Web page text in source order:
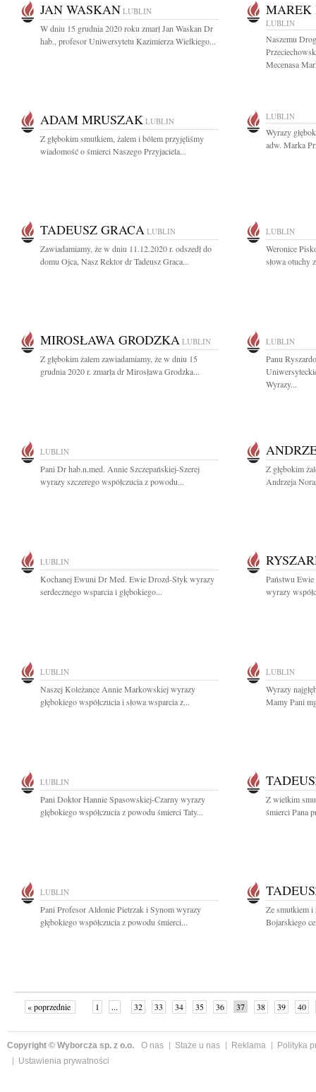
JAN WASKAN LUBLIN
W dniu 15 grudnia 2020 roku zmarł Jan Waskan Dr
hab., profesor Uniwersytetu Kazimierza Wielkiego...
MAREK
LUBLIN
Naszemu
Mecenasa
ADAM MRUSZAK LUBLIN
Z głębokim smutkiem, żalem i bólem przyjęliśmy
wiadomość o śmierci Naszego Przyjaciela...
LUBLIN
Wyrazy
adw. Marka
TADEUSZ GRACA LUBLIN
Zawiadamiamy, że w dniu 11.12.2020 r. odszedł do
domu Ojca, Nasz Rektor dr Tadeusz Graca...
LUBLIN
Weronice
słowa otuchy
MIROSŁAWA GRODZKA LUBLIN
Z głębokim żalem zawiadamiamy, że w dniu 15
grudnia 2020 r. zmarła dr Mirosława Grodzka...
LUBLIN
Panu
Wyrazy...
LUBLIN
Pani Dr hab.n.med. Annie Szczepańskiej-Szerej
wyrazy szczerego współczucia z powodu...
Z głębokim
Andrzeja
LUBLIN
Kochanej Ewuni Dr Med. Ewie Drozd-Styk wyrazy
serdecznego wsparcia i głębokiego...
Państwu Ewie
wyrazy
LUBLIN
Naszej Koleżance Annie Markowskiej wyrazy
głębokiego współczucia i słowa wsparcia z...
LUBLIN
Wyrazy
Mamy Pani
LUBLIN
Pani Doktor Hannie Spasowskiej-Czarny wyrazy
głębokiego współczucia z powodu śmierci Taty...
Z wielkim
śmierci Pana
LUBLIN
Pani Profesor Aldonie Pietrzak i Synom wyrazy
głębokiego współczucia z powodu śmierci...
Ze smutkiem i
Bojarskiego
« poprzednie 1 ... 32 33 34 35 36 37 38 39
40
Copyright © Wyborcza sp. z o.o. O nas Staże u nas Reklama
Polityka
Ustawienia prywatności